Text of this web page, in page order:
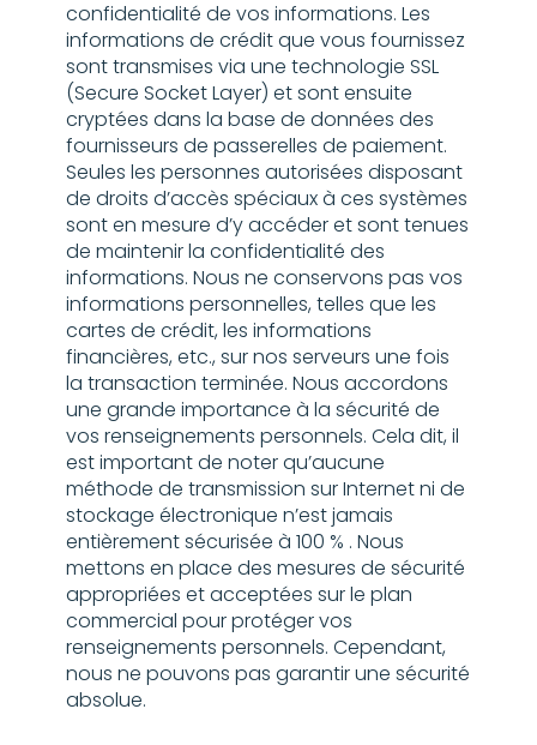
confidentialité de vos informations. Les
informations de crédit que vous fournissez
sont transmises via une technologie SSL
(Secure Socket Layer) et sont ensuite
cryptées dans la base de données des
fournisseurs de passerelles de paiement.
Seules les personnes autorisées disposant
de droits d’accès spéciaux à ces systèmes
sont en mesure d’y accéder et sont tenues
de maintenir la confidentialité des
informations. Nous ne conservons pas vos
informations personnelles, telles que les
cartes de crédit, les informations
financières, etc., sur nos serveurs une fois
la transaction terminée. Nous accordons
une grande importance à la sécurité de
vos renseignements personnels. Cela dit, il
est important de noter qu’aucune
méthode de transmission sur Internet ni de
stockage électronique n’est jamais
entièrement sécurisée à 100 % . Nous
mettons en place des mesures de sécurité
appropriées et acceptées sur le plan
commercial pour protéger vos
renseignements personnels. Cependant,
nous ne pouvons pas garantir une sécurité
absolue.